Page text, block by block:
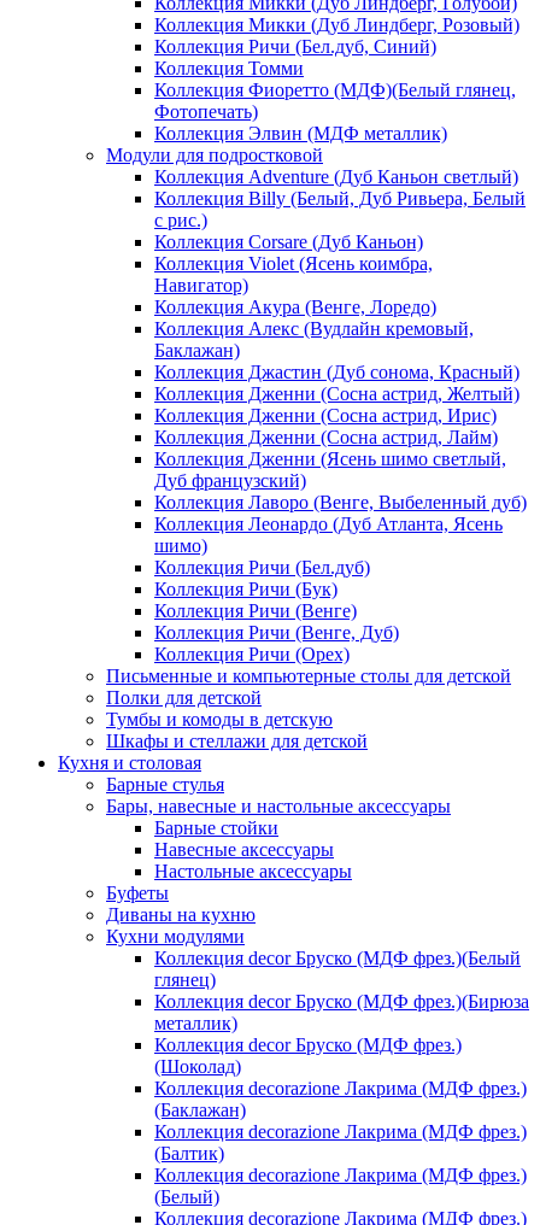
Коллекция Микки (Дуб Линдберг, Розовый)
Коллекция Ричи (Бел.дуб, Синий)
Коллекция Томми
Коллекция Фиоретто (МДФ)(Белый глянец,
Фотопечать)
Коллекция Элвин (МДФ металлик)
Модули для подростковой
Коллекция Adventure (Дуб Каньон светлый)
Коллекция Billy (Белый, Дуб Ривьера, Белый
с рис.)
Коллекция Corsare (Дуб Каньон)
Коллекция Violet (Ясень коимбра,
Навигатор)
Коллекция Акура (Венге, Лоредо)
Коллекция Алекс (Вудлайн кремовый,
Баклажан)
Коллекция Джастин (Дуб сонома, Красный)
Коллекция Дженни (Cосна астрид, Желтый)
Коллекция Дженни (Cосна астрид, Ирис)
Коллекция Дженни (Cосна астрид, Лайм)
Коллекция Дженни (Ясень шимо светлый,
Дуб французский)
Коллекция Лаворо (Венге, Выбеленный дуб)
Коллекция Леонардо (Дуб Атланта, Ясень
шимо)
Коллекция Ричи (Бел.дуб)
Коллекция Ричи (Бук)
Коллекция Ричи (Венге)
Коллекция Ричи (Венге, Дуб)
Коллекция Ричи (Орех)
Письменные и компьютерные столы для детской
Полки для детской
Тумбы и комоды в детскую
Шкафы и стеллажи для детской
Кухня и столовая
Барные стулья
Бары, навесные и настольные аксессуары
Барные стойки
Навесные аксессуары
Настольные аксессуары
Буфеты
Диваны на кухню
Кухни модулями
Коллекция decor Бруско (МДФ фрез.)(Белый
глянец)
Коллекция decor Бруско (МДФ фрез.)(Бирюза
металлик)
Коллекция decor Бруско (МДФ фрез.)
(Шоколад)
Коллекция decorazione Лакрима (МДФ фрез.)
(Баклажан)
Коллекция decorazione Лакрима (МДФ фрез.)
(Балтик)
Коллекция decorazione Лакрима (МДФ фрез.)
(Белый)
Коллекция decorazione Лакрима (МДФ фрез.)